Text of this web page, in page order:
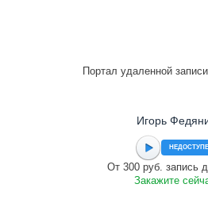
Портал удаленной
Игорь
От 300 руб. запись
Закажите